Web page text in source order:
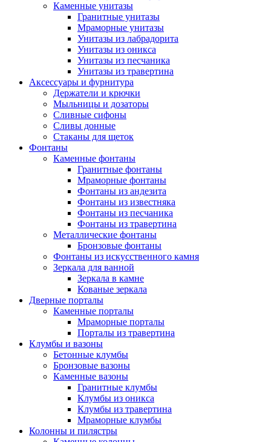
Каменные унитазы
Гранитные унитазы
Мраморные унитазы
Унитазы из лабрадорита
Унитазы из оникса
Унитазы из песчаника
Унитазы из травертина
Аксессуары и фурнитура
Держатели и крючки
Мыльницы и дозаторы
Сливные сифоны
Сливы донные
Стаканы для щеток
Фонтаны
Каменные фонтаны
Гранитные фонтаны
Мраморные фонтаны
Фонтаны из андезита
Фонтаны из известняка
Фонтаны из песчаника
Фонтаны из травертина
Металлические фонтаны
Бронзовые фонтаны
Фонтаны из искусственного камня
Зеркала для ванной
Зеркала в камне
Кованые зеркала
Дверные порталы
Каменные порталы
Мраморные порталы
Порталы из травертина
Клумбы и вазоны
Бетонные клумбы
Бронзовые вазоны
Каменные вазоны
Гранитные клумбы
Клумбы из оникса
Клумбы из травертина
Мраморные клумбы
Колонны и пилястры